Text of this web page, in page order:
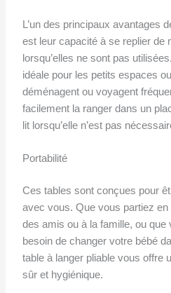
L’un des principaux avantages
est leur capacité à se replier de
lorsqu’elles ne sont pas
idéale pour les petits espaces
déménagent ou voyagent
facilement la ranger dans un
lit lorsqu’elle n’est pas
Portabilité
Ces tables sont conçues pour
avec vous. Que vous partiez
des amis ou à la famille, ou
besoin de changer votre bébé
table à langer pliable vous offre
sûr et hygiénique.